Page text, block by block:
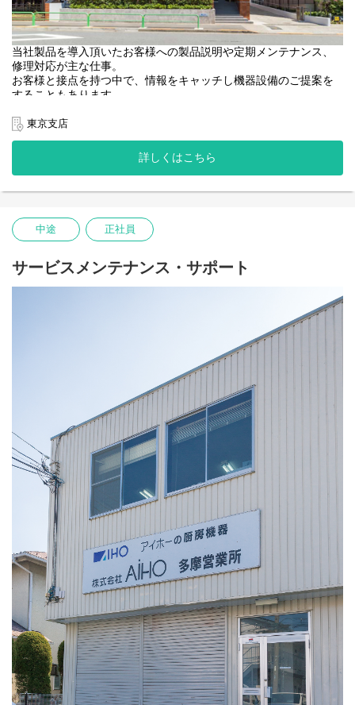
当社製品を導入頂いたお客様への製品説明や定期メンテナンス、
修理対応が主な仕事。
お客様と接点を持つ中で、情報をキャッチし機器設備のご提案を
することもあります。
★業務用連続炊飯システムで全国トップクラス！
★2006年に「愛知県ブランド企業」に認定された優良企業！
★業界内でのシェア・知名度・技術力の高さに自信あり！
＜仕事詳細＞
業務用厨房機器（機械・電気製品）のメンテナンス・サポート業
病院、学校給食、食品工場で修理を行います。
最初は先輩スタッフに同行し、仕事の流れを覚えましょう。
ください。
奥が深く、おいしいご飯を炊くための知識や建築・電気・ガス・
1人前になるには数年はかかりますが、その分やりがいのあるお仕
東京支店
詳しくはこちら
中途 正社員
サービスメンテナンス・サポート